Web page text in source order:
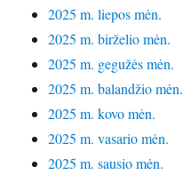
2025 m. liepos mėn.
2025 m. birželio mėn.
2025 m. gegužės mėn.
2025 m. balandžio mėn.
2025 m. kovo mėn.
2025 m. vasario mėn.
2025 m. sausio mėn.